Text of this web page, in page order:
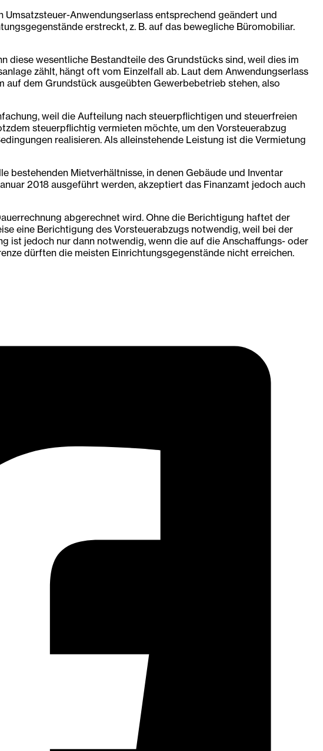
Anwendungserlass entsprechend geändert und
erstreckt, z. B. auf das bewegliche Büromobiliar.
wesentliche Bestandteile des Grundstücks sind, weil dies im
zählt, hängt oft vom Einzelfall ab. Laut dem Anwendungserlass
dem Grundstück ausgeübten Gewerbebetrieb stehen, also
weil die Aufteilung nach steuerpflichtigen und steuerfreien
steuerpflichtig vermieten möchte, um den Vorsteuerabzug
realisieren. Als alleinstehende Leistung ist die Vermietung
Mietverhältnisse, in denen Gebäude und Inventar
2018 ausgeführt werden, akzeptiert das Finanzamt jedoch auch
abgerechnet wird. Ohne die Berichtigung haftet der
eine Berichtigung des Vorsteuerabzugs notwendig, weil bei der
ist jedoch nur dann notwendig, wenn die auf die Anschaffungs- oder
dürften die meisten Einrichtungsgegenstände nicht erreichen.